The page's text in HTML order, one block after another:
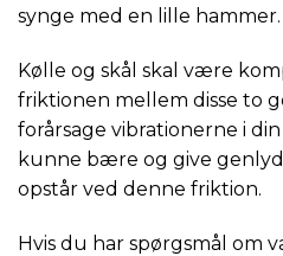
synge med en lille hammer.
Kølle og skål skal være
friktionen mellem disse to
forårsage vibrationerne i din
kunne bære og give
opstår ved denne friktion.
Hvis du har spørgsmål om